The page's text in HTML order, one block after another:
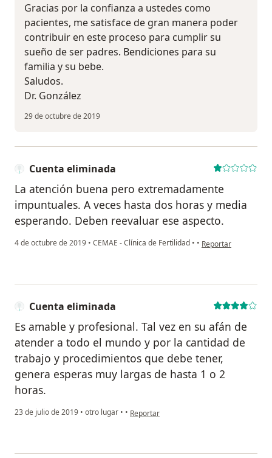
Gracias por la confianza a ustedes como
pacientes, me satisface de gran manera poder
contribuir en este proceso para cumplir su
sueño de ser padres. Bendiciones para su
familia y su bebe.
Saludos.
Dr. González
29 de octubre de 2019
Cuenta eliminada
La atención buena pero extremadamente
impuntuales. A veces hasta dos horas y media
esperando. Deben reevaluar ese aspecto.
4 de octubre de 2019 • CEMAE - Clínica de Fertilidad • • en opinión del
Reportar
Cuenta eliminada
Es amable y profesional. Tal vez en su afán de
atender a todo el mundo y por la cantidad de
trabajo y procedimientos que debe tener,
genera esperas muy largas de hasta 1 o 2
horas.
23 de julio de 2019 • otro lugar • • en opinión del usuario Cuenta eliminada
Reportar